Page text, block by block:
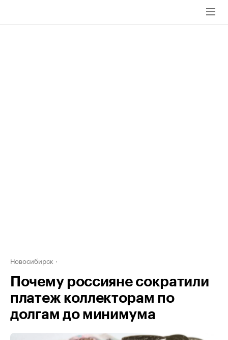
Новосибирск
Почему россияне сократили
платеж коллекторам по
долгам до минимума